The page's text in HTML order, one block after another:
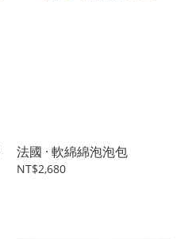
法國 · 軟綿綿泡泡包
NT$2,680